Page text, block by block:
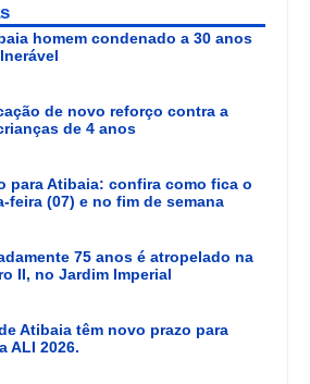
homem condenado a 30 anos
de novo reforço contra a
de 4 anos
para Atibaia: confira como fica o
feira (07) e no fim de semana
75 anos é atropelado na
II, no Jardim Imperial
Atibaia têm novo prazo para
ALI 2026.